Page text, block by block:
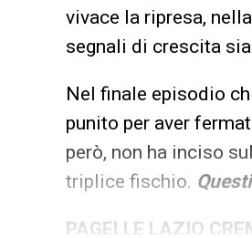
vivace la ripresa,
segnali di crescita
Nel finale episodio
punito per aver
però, non ha inciso
triplice fischio.
PAGELLE LAZIO